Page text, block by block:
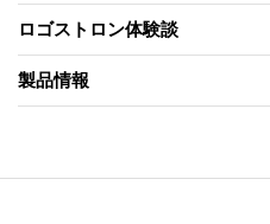
ロゴストロン体験談
製品情報